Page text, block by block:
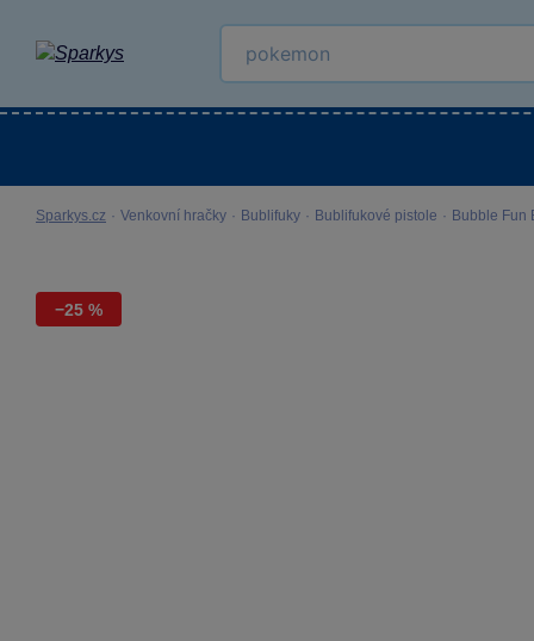
Sparkys.cz · Venkovní hračky · Bublifuky · Bublifukové pistole · Bubble Fun
−25 %